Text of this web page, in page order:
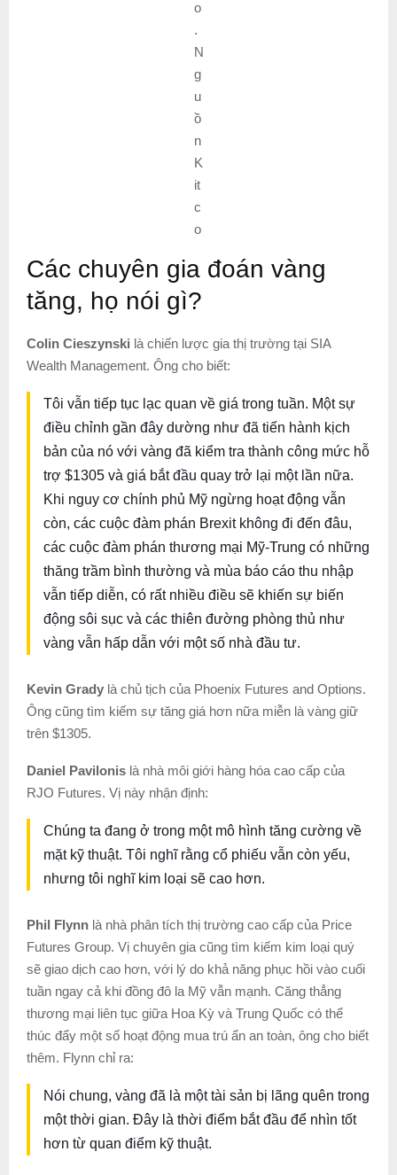
o
.
N
g
u
ồ
n
K
it
c
o
Các chuyên gia đoán vàng
tăng, họ nói gì?
Colin Cieszynski là chiến lược gia thị trường tại SIA
Wealth Management. Ông cho biết:
Tôi vẫn tiếp tục lạc quan về giá trong tuần. Một sự
điều chỉnh gần đây dường như đã tiến hành kịch
bản của nó với vàng đã kiểm tra thành công mức hỗ
trợ $1305 và giá bắt đầu quay trở lại một lần nữa.
Khi nguy cơ chính phủ Mỹ ngừng hoạt động vẫn
còn, các cuộc đàm phán Brexit không đi đến đâu,
các cuộc đàm phán thương mại Mỹ-Trung có những
thăng trầm bình thường và mùa báo cáo thu nhập
vẫn tiếp diễn, có rất nhiều điều sẽ khiến sự biến
động sôi sục và các thiên đường phòng thủ như
vàng vẫn hấp dẫn với một số nhà đầu tư.
Kevin Grady là chủ tịch của Phoenix Futures and Options.
Ông cũng tìm kiếm sự tăng giá hơn nữa miễn là vàng giữ
trên $1305.
Daniel Pavilonis là nhà môi giới hàng hóa cao cấp của
RJO Futures. Vị này nhận định:
Chúng ta đang ở trong một mô hình tăng cường về
mặt kỹ thuật. Tôi nghĩ rằng cổ phiếu vẫn còn yếu,
nhưng tôi nghĩ kim loại sẽ cao hơn.
Phil Flynn là nhà phân tích thị trường cao cấp của Price
Futures Group. Vị chuyên gia cũng tìm kiếm kim loại quý
sẽ giao dịch cao hơn, với lý do khả năng phục hồi vào cuối
tuần ngay cả khi đồng đô la Mỹ vẫn mạnh. Căng thẳng
thương mại liên tục giữa Hoa Kỳ và Trung Quốc có thể
thúc đẩy một số hoạt động mua trú ẩn an toàn, ông cho biết
thêm. Flynn chỉ ra:
Nói chung, vàng đã là một tài sản bị lãng quên trong
một thời gian. Đây là thời điểm bắt đầu để nhìn tốt
hơn từ quan điểm kỹ thuật.